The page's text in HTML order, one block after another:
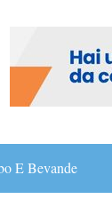
E Bevande